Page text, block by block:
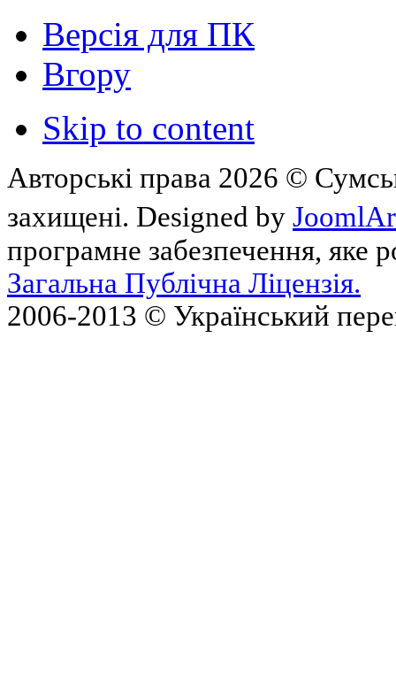
Версія для ПК
Вгору
Skip to content
Авторські права 2026 ©
захищені. Designed by
програмне забезпечення, яке
Загальна Публічна Ліцензія.
2006-2013 © Український